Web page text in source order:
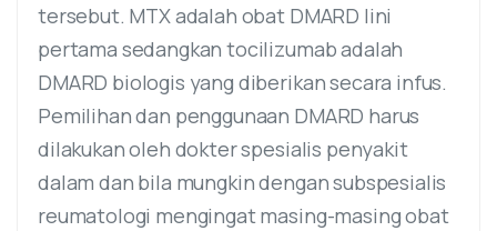
tersebut. MTX adalah obat DMARD lini
pertama sedangkan tocilizumab adalah
DMARD biologis yang diberikan secara infus.
Pemilihan dan penggunaan DMARD harus
dilakukan oleh dokter spesialis penyakit
dalam dan bila mungkin dengan subspesialis
reumatologi mengingat masing-masing obat